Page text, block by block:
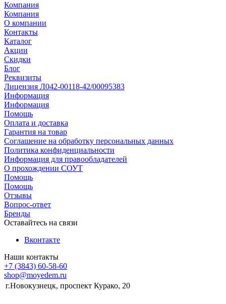
Компания
Компания
О компании
Контакты
Каталог
Акции
Скидки
Блог
Реквизиты
Лицензия Л042-00118-42/00095383
Информация
Информация
Помощь
Оплата и доставка
Гарантия на товар
Соглашение на обработку персональных данных
Политика конфиденциальности
Информация для правообладателей
О прохождении СОУТ
Помощь
Помощь
Отзывы
Вопрос-ответ
Бренды
Оставайтесь на связи
Вконтакте
Наши контакты
+7 (3843) 60-58-60
shop@moyedem.ru
г.Новокузнецк, проспект Курако, 20